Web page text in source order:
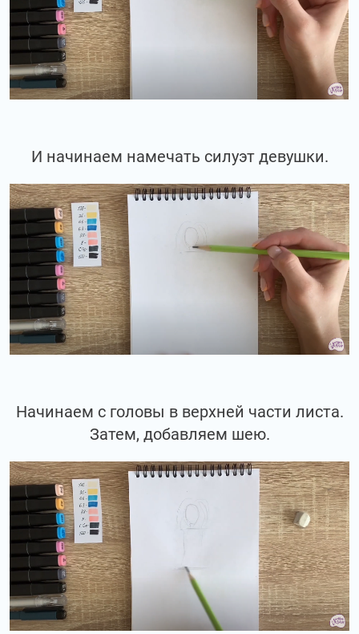
И начинаем намечать силуэт девушки.
Начинаем с головы в верхней части листа.
Затем, добавляем шею.